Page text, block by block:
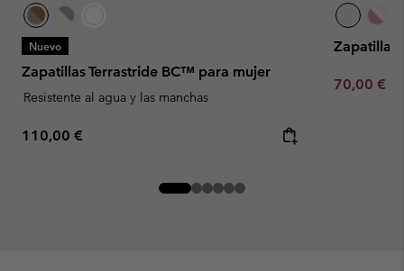
Nuevo
Zapatillas Terrastride BC™ para mujer
Resistente al agua y las manchas
Regular price:
110,00 €
Zapatillas
Minimum
70,00 €